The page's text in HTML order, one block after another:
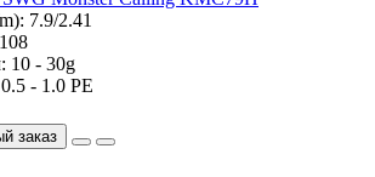
7.9/2.41
108
10 - 30g
0.5 - 1.0 PE
заказ